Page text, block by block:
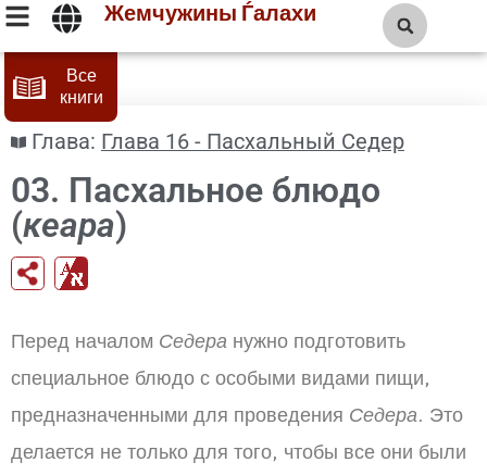
Жемчужины Ѓалахи
Все
книги
Глава: Глава 16 - Пасхальный Седер
03. Пасхальное блюдо
(кеара)
Перед началом Седера нужно подготовить
специальное блюдо с особыми видами пищи,
предназначенными для проведения Седера. Это
делается не только для того, чтобы все они были